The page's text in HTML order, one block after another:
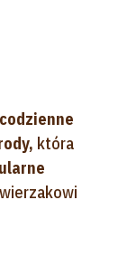
codzienne
która